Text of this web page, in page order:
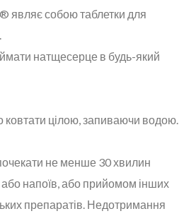
являє собою таблетки для
натщесерце в будь-який
ковтати цілою, запиваючи водою.
не менше 30 хвилин
напоїв, або прийомом інших
препаратів. Недотримання